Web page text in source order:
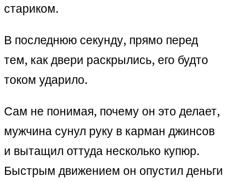
стариком.
В последнюю секунду, прямо перед
тем, как двери раскрылись, его будто
током ударило.
Сам не понимая, почему он это делает,
мужчина сунул руку в карман джинсов
и вытащил оттуда несколько купюр.
Быстрым движением он опустил деньги